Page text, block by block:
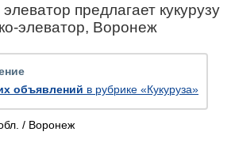
предлагает кукурузу
элеватор, Воронеж
объявлений в рубрике «Кукуруза»
/ Воронеж